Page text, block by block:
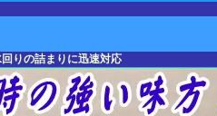
りの詰まりに迅速対応